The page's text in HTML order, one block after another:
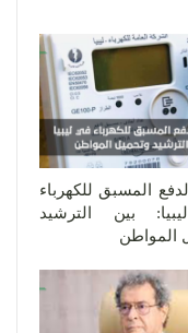
المسبق للكهرباء
بين الترشيد
المواطن